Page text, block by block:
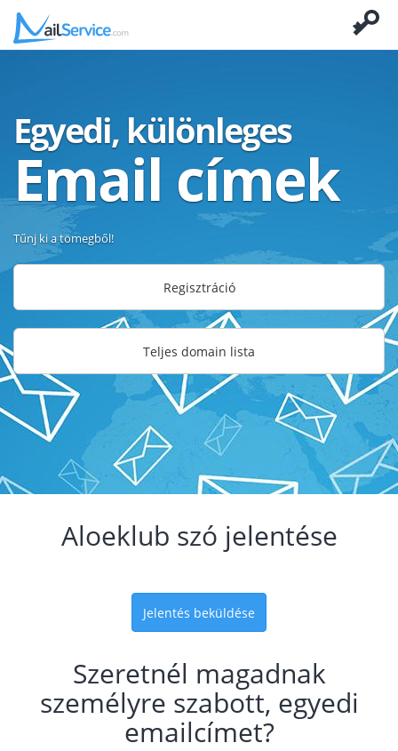
Egyedi, különleges
Email címek
Tűnj ki a tömegből!
Regisztráció
Teljes domain lista
Aloeklub szó jelentése
Jelentés beküldése
Szeretnél magadnak
személyre szabott, egyedi
emailcímet?